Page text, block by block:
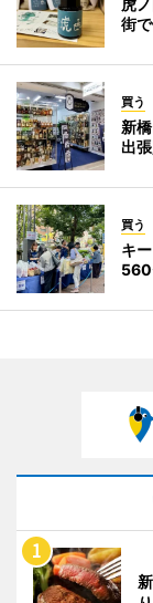
虎
街
買う
新
出
買う
キ
560